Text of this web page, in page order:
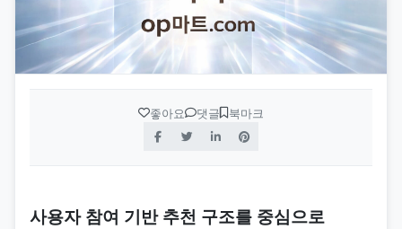
좋아요 댓글 북마크
사용자 참여 기반 추천 구조를 중심으로